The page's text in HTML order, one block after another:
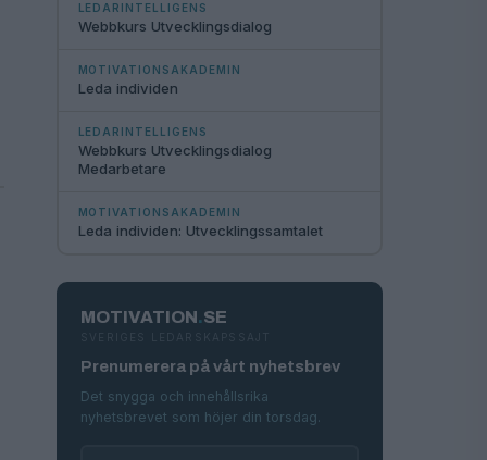
LEDARINTELLIGENS
Webbkurs Utvecklingsdialog
MOTIVATIONSAKADEMIN
Leda individen
LEDARINTELLIGENS
Webbkurs Utvecklingsdialog
Medarbetare
MOTIVATIONSAKADEMIN
Leda individen: Utvecklingssamtalet
MOTIVATION.SE
SVERIGES LEDARSKAPSSAJT
Prenumerera på vårt nyhetsbrev
Det snygga och innehållsrika
nyhetsbrevet som höjer din torsdag.